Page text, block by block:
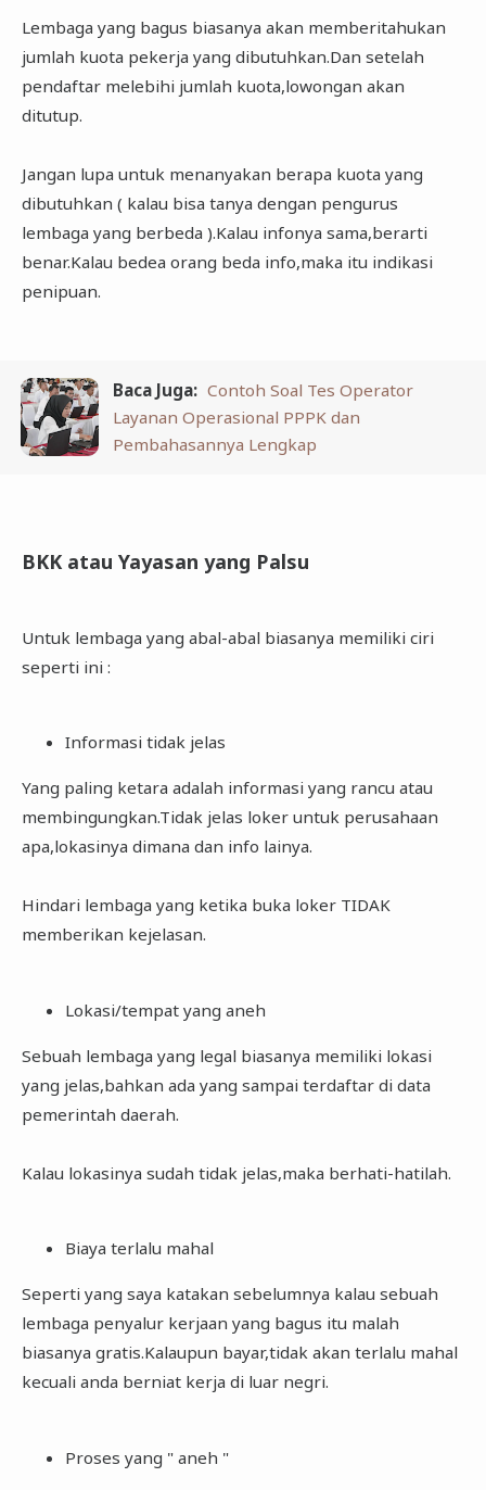
Lembaga yang bagus biasanya akan memberitahukan
jumlah kuota pekerja yang dibutuhkan.Dan setelah
pendaftar melebihi jumlah kuota,lowongan akan
ditutup.
Jangan lupa untuk menanyakan berapa kuota yang
dibutuhkan ( kalau bisa tanya dengan pengurus
lembaga yang berbeda ).Kalau infonya sama,berarti
benar.Kalau bedea orang beda info,maka itu indikasi
penipuan.
Baca Juga: Contoh Soal Tes Operator
Layanan Operasional PPPK dan
Pembahasannya Lengkap
BKK atau Yayasan yang Palsu
Untuk lembaga yang abal-abal biasanya memiliki ciri
seperti ini :
Informasi tidak jelas
Yang paling ketara adalah informasi yang rancu atau
membingungkan.Tidak jelas loker untuk perusahaan
apa,lokasinya dimana dan info lainya.
Hindari lembaga yang ketika buka loker TIDAK
memberikan kejelasan.
Lokasi/tempat yang aneh
Sebuah lembaga yang legal biasanya memiliki lokasi
yang jelas,bahkan ada yang sampai terdaftar di data
pemerintah daerah.
Kalau lokasinya sudah tidak jelas,maka berhati-hatilah.
Biaya terlalu mahal
Seperti yang saya katakan sebelumnya kalau sebuah
lembaga penyalur kerjaan yang bagus itu malah
biasanya gratis.Kalaupun bayar,tidak akan terlalu mahal
kecuali anda berniat kerja di luar negri.
Proses yang " aneh "